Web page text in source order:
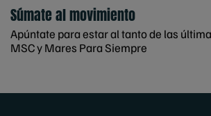
Súmate al movimiento
Apúntate para estar al tanto de las
MSC y Mares Para Siempre